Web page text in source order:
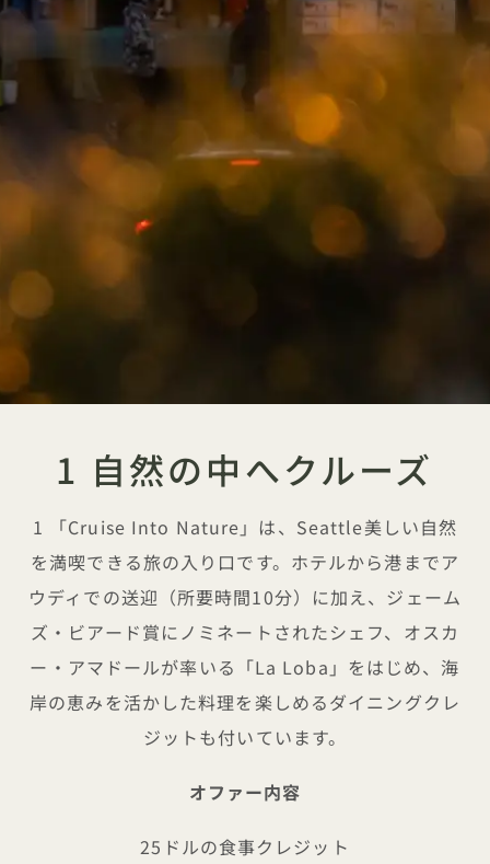
1 自然の中へクルーズ
1 「Cruise Into Nature」は、Seattle美しい自然
を満喫できる旅の入り口です。ホテルから港までア
ウディでの送迎（所要時間10分）に加え、ジェーム
ズ・ビアード賞にノミネートされたシェフ、オスカ
ー・アマドールが率いる「La Loba」をはじめ、海
岸の恵みを活かした料理を楽しめるダイニングクレ
ジットも付いています。
オファー内容
25ドルの食事クレジット